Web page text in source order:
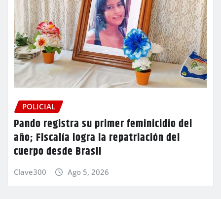
POLICIAL
Pando registra su primer feminicidio del
año; Fiscalía logra la repatriación del
cuerpo desde Brasil
Clave300 Ago 5, 2026